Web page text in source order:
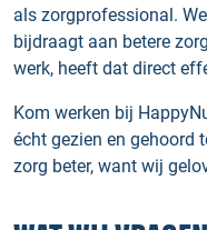
als zorgprofessional.
bijdraagt aan betere
werk, heeft dat direct
Kom werken bij
écht gezien en gehoord
zorg beter, want wij